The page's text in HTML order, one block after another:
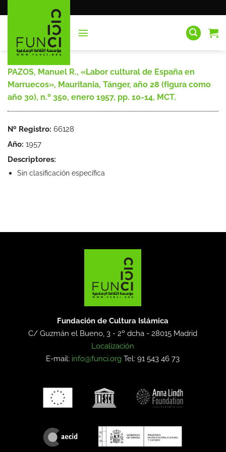
al
PAZOS, Manuel R., «Labor cultural de España en
Marruecos», Mauritania, Tánger, año 28 (figura como
año 30), n.º 350, enero 1957, pp. 10-14, MCT.
Nº Registro: 66128
Año: 1957
Descriptores:
Sin clasificación específica
Fundación de Cultura Islámica
C/ Guzmán el Bueno, 3 - 2º dcha -28015 Madrid
Localización
E-mail: info@funci.org Tel: 91 543 46 73